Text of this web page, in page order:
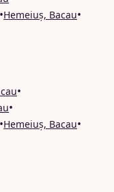
•Hemeiuș, Bacau•
•
•
•Hemeiuș, Bacau•